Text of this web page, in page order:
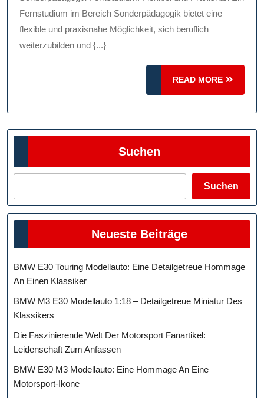
Karriereorientiert
Fernstudium im Bereich Sonderpädagogik bietet eine
flexible und praxisnahe Möglichkeit, sich beruflich
weiterzubilden und {...}
READ MORE
READ
MORE
Suchen
Suchen
Neueste Beiträge
BMW E30 Touring Modellauto: Eine Detailgetreue Hommage
An Einen Klassiker
BMW M3 E30 Modellauto 1:18 – Detailgetreue Miniatur Des
Klassikers
Die Faszinierende Welt Der Motorsport Fanartikel:
Leidenschaft Zum Anfassen
BMW E30 M3 Modellauto: Eine Hommage An Eine
Motorsport-Ikone